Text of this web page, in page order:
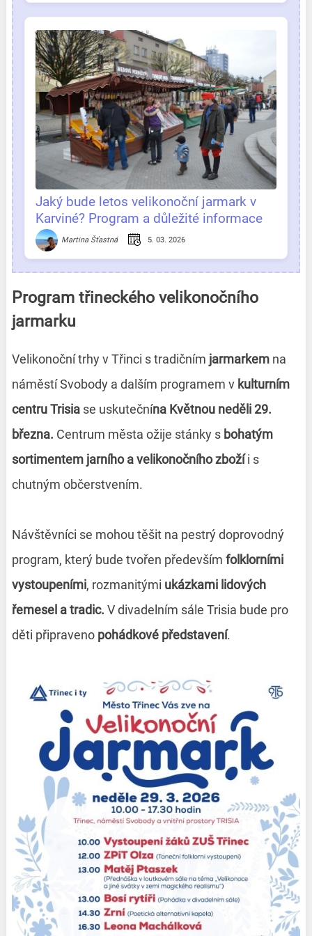
Jaký bude letos velikonoční jarmark v
Karviné? Program a důležité informace
na jednom místě
Martina Šťastná 5. 03. 2026
Program třineckého velikonočního
jarmarku
Velikonoční trhy v Třinci s tradičním jarmarkemna
náměstí Svobody a dalším programem v kulturním
centru Trisia se uskutečnína Květnou neděli 29.
března. Centrum města ožije stánky s bohatým
sortimentem jarního a velikonočního zbožíi s
chutným občerstvením.
Návštěvníci se mohou těšit na pestrý doprovodný
program, který bude tvořen především folklorními
vystoupeními, rozmanitými ukázkami lidových
řemesel a tradic. V divadelním sále Trisia bude pro
děti připraveno pohádkové představení.